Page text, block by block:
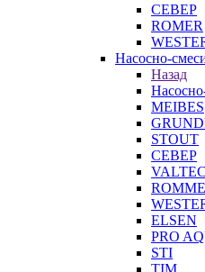
СЕВЕР
ROMER
Насосно-
Назад
MEIBES
STOUT
СЕВЕР
VALTEC
ELSEN
PRO
STI
TIM